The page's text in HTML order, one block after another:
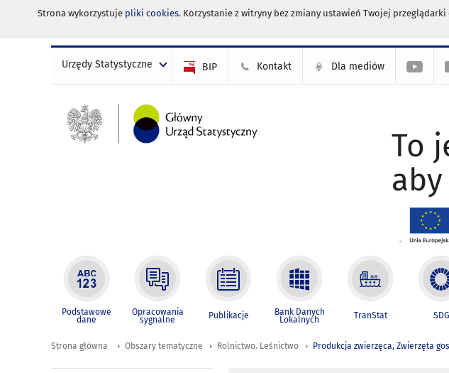
Strona wykorzystuje pliki cookies. Korzystanie z witryny bez zmiany ustawień Twojej
Urzędy Statystyczne BIP Kontakt Dla mediów
To
Podstawowe
dane
Opracowania
sygnalne Publikacje Bank Danych
Lokalnych TranStat SDG
Strona główna Obszary tematyczne Rolnictwo. Leśnictwo Produkcja zwierzęca, Zwierzęta